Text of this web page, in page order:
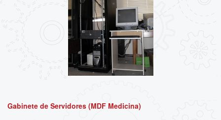
Gabinete de Servidores (MDF Medicina)